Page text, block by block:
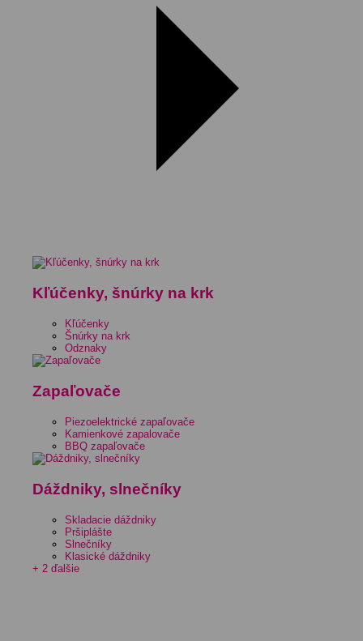
Kľúčenky, šnúrky na krk
Kľúčenky
Šnúrky na krk
Odznaky
Zapaľovače
Piezoelektrické zapaľovače
Kamienkové zapalovače
BBQ zapaľovače
Dáždniky, slnečníky
Skladacie dáždniky
Pršiplášte
Slnečníky
Klasické dáždniky
+ 2 ďalšie